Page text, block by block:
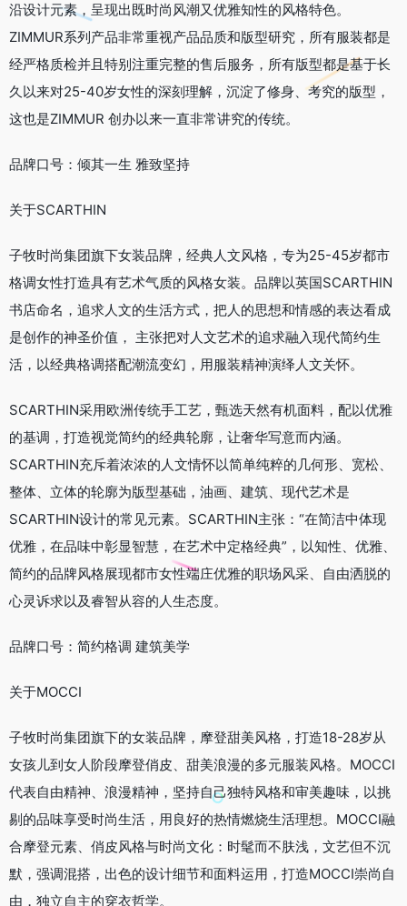
沿设计元素，呈现出既时尚风潮又优雅知性的风格特色。
ZIMMUR系列产品非常重视产品品质和版型研究，所有服装都是
经严格质检并且特别注重完整的售后服务，所有版型都是基于长
久以来对25-40岁女性的深刻理解，沉淀了修身、考究的版型，
这也是ZIMMUR 创办以来一直非常讲究的传统。
品牌口号：倾其一生 雅致坚持
关于SCARTHIN
子牧时尚集团旗下女装品牌，经典人文风格，专为25-45岁都市
格调女性打造具有艺术气质的风格女装。品牌以英国SCARTHIN
书店命名，追求人文的生活方式，把人的思想和情感的表达看成
是创作的神圣价值， 主张把对人文艺术的追求融入现代简约生
活，以经典格调搭配潮流变幻，用服装精神演绎人文关怀。
SCARTHIN采用欧洲传统手工艺，甄选天然有机面料，配以优雅
的基调，打造视觉简约的经典轮廓，让奢华写意而内涵。
SCARTHIN充斥着浓浓的人文情怀以简单纯粹的几何形、宽松、
整体、立体的轮廓为版型基础，油画、建筑、现代艺术是
SCARTHIN设计的常见元素。SCARTHIN主张：“在简洁中体现
优雅，在品味中彰显智慧，在艺术中定格经典”，以知性、优雅、
简约的品牌风格展现都市女性端庄优雅的职场风采、自由洒脱的
心灵诉求以及睿智从容的人生态度。
品牌口号：简约格调 建筑美学
关于MOCCI
子牧时尚集团旗下的女装品牌，摩登甜美风格，打造18-28岁从
女孩儿到女人阶段摩登俏皮、甜美浪漫的多元服装风格。MOCCI
代表自由精神、浪漫精神，坚持自己独特风格和审美趣味，以挑
剔的品味享受时尚生活，用良好的热情燃烧生活理想。MOCCI融
合摩登元素、俏皮风格与时尚文化：时髦而不肤浅，文艺但不沉
默，强调混搭，出色的设计细节和面料运用，打造MOCCI崇尚自
由，独立自主的穿衣哲学。